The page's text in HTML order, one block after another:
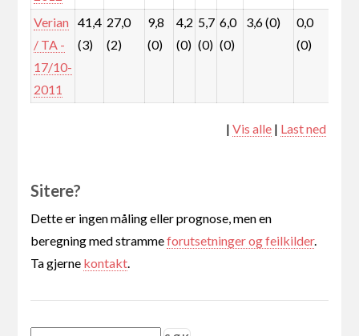
Verian
/ TA -
17/10-
2011
41,4
(3)
27,0
(2)
9,8
(0)
4,2
(0)
5,7
(0)
6,0
(0)
3,6 (0)
0,0
(0)
|Vis alle | Last ned
Sitere?
Dette er ingen måling eller prognose, men en
beregning med strammeforutsetninger og feilkilder.
Ta gjerne kontakt